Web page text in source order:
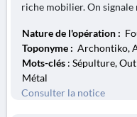
riche mobilier. On signale
Nature de l'opération :
Toponyme : Archontiko,
Mots-clés : Sépulture,
Métal
Consulter la notice